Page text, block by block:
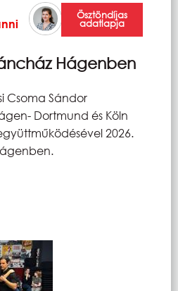
Ösztöndíjas
adatlapja
Hágenben
Csoma Sándor
Dortmund és Köln
2026.